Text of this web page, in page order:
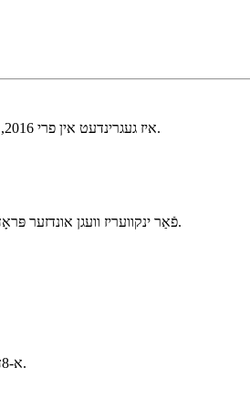
Huanwei איז געגרינדעט אין פרי 2016, די מאַנשאַפֿט מיטגלידער האָבן מער ווי 10 יאָר פון פֿאַרקויף דערפאַרונג.
פֿאַר ינקוועריז וועגן אונדזער פּראָדוקטן אָדער פּרייסליסט, ביטע לאָזן אונדז און מיר וועלן זיין קאָנטאַקט אין 24 שעה.
א-8ד, זשויע גאַרדאַן פּלאַזאַ, נאָ.243 יוהואַ מזרח ראָוד, שידזשיאַזשואַנג, טשיינאַ.